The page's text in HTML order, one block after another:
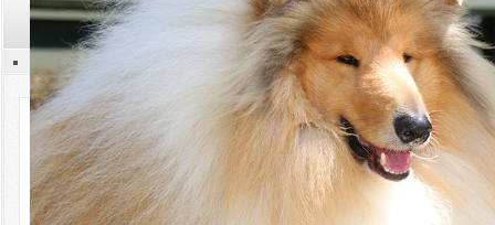
Kontakt
Aktuelles
Termine
Rassen
14.10.2024 Umfrage für Mitglieder
Umfrage zur Erfassung von Wünschen und Bedürfnissen im
Bereich Sport und Ausbildung